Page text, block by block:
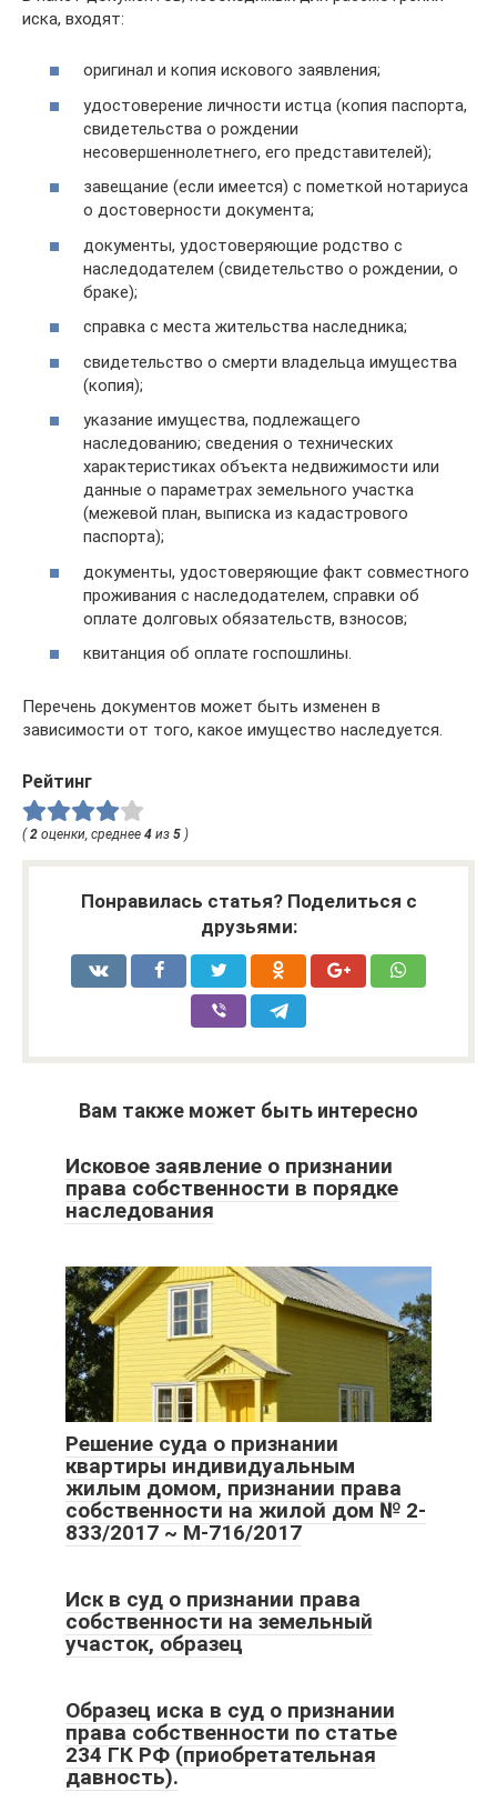
иска, входят:
оригинал и копия искового заявления;
удостоверение личности истца (копия паспорта,
свидетельства о рождении
несовершеннолетнего, его представителей);
завещание (если имеется) с пометкой нотариуса
о достоверности документа;
документы, удостоверяющие родство с
наследодателем (свидетельство о рождении, о
браке);
справка с места жительства наследника;
свидетельство о смерти владельца имущества
(копия);
указание имущества, подлежащего
наследованию; сведения о технических
характеристиках объекта недвижимости или
данные о параметрах земельного участка
(межевой план, выписка из кадастрового
паспорта);
документы, удостоверяющие факт совместного
проживания с наследодателем, справки об
оплате долговых обязательств, взносов;
квитанция об оплате госпошлины.
Перечень документов может быть изменен в
зависимости от того, какое имущество наследуется.
Рейтинг
(2 оценки, среднее 4 из 5 )
Понравилась статья? Поделиться с
друзьями:
Вам также может быть интересно
Исковое заявление о признании
права собственности в порядке
наследования
Решение суда о признании
квартиры индивидуальным
жилым домом, признании права
собственности на жилой дом № 2-
833/2017 ~ М-716/2017
Иск в суд о признании права
собственности на земельный
участок, образец
Образец иска в суд о признании
права собственности по статье
234 ГК РФ (приобретательная
давность).